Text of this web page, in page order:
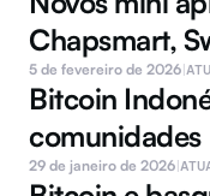
Chapsmart,
5 de fevereiro de 2026|
Bitcoin
comunidades
29 de janeiro de 2026|